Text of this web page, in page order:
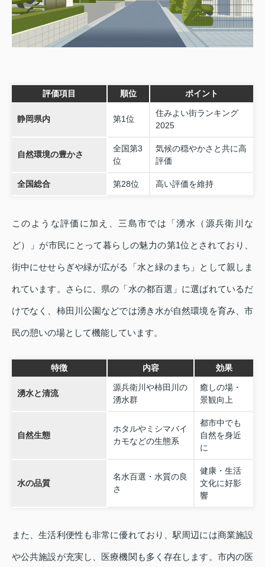
評価項目 順位 ポイント
静岡県内 第1位
住みよい街ランキング
2025
自然環境の豊かさ
全国第3
位
気候の穏やかさと共に高
評価
全国総合 第28位 高い評価を維持
このような評価に加え、三島市では「湧水（源兵衛川な
ど）」が市民にとって暮らしの魅力の第1位とされており、
街中にせせらぎや緑が広がる「水と緑のまち」として親しま
れています。さらに、県の「水の都百選」に選ばれているだ
けでなく、柿田川公園などでは湧き水が自然環境を育み、市
民の憩いの場として機能しています。
特徴 内容 効果
湧水と清流
源兵衛川や柿田川の
湧水群
癒しの場・
景観向上
自然生態
ホタルやミシマバイ
カモなどの生態系
都市中でも
自然を身近
に
水の品質
名水百選・水質の良
さ
健康・生活
文化に好影
響
また、生活利便性も非常に優れており、駅周辺には商業施設
や公共施設が充実し、医療機関も多く存在します。市内の医